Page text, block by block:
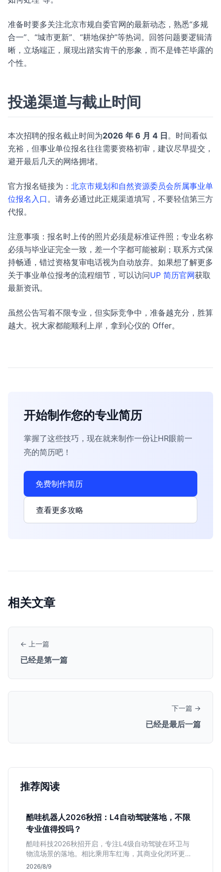
准备时要多关注北京市规自委官网的最新动态，熟悉“多规
合一”、“城市更新”、“耕地保护”等热词。回答问题要逻辑清
晰，立场端正，展现出踏实肯干的形象，而不是锋芒毕露的
个性。
投递渠道与截止时间
本次招聘的报名截止时间为2026 年 6 月 4 日。时间看似
充裕，但事业单位报名往往需要资格初审，建议尽早提交，
避开最后几天的网络拥堵。
官方报名链接为： 北京市规划和自然资源委员会所属事业单
位报名入口。请务必通过此正规渠道填写，不要轻信第三方
代报。
注意事项：报名时上传的照片必须是标准证件照；专业名称
必须与毕业证完全一致，差一个字都可能被刷；联系方式保
持畅通，错过资格复审电话视为自动放弃。如果想了解更多
关于事业单位报考的流程细节，可以访问UP 简历官网获取
最新资讯。
虽然公告写着不限专业，但实际竞争中，准备越充分，胜算
越大。祝大家都能顺利上岸，拿到心仪的 Offer。
开始制作您的专业简历
掌握了这些技巧，现在就来制作一份让HR眼前一
亮的简历吧！
免费制作简历
查看更多攻略
相关文章
← 上一篇
已经是第一篇
下一篇 →
已经是最后一篇
推荐阅读
酷哇机器人2026秋招：L4自动驾驶落地，不限
专业值得投吗？
酷哇科技2026秋招开启，专注L4级自动驾驶在环卫与
物流场景的落地。相比乘用车红海，其商业化闭环更清
晰，现金流相对健康。本文解读其业务模式、岗位稳定
2026/8/9